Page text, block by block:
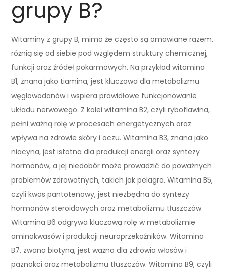
grupy B?
Witaminy z grupy B, mimo że często są omawiane razem,
różnią się od siebie pod względem struktury chemicznej,
funkcji oraz źródeł pokarmowych. Na przykład witamina
B1, znana jako tiamina, jest kluczowa dla metabolizmu
węglowodanów i wspiera prawidłowe funkcjonowanie
układu nerwowego. Z kolei witamina B2, czyli ryboflawina,
pełni ważną rolę w procesach energetycznych oraz
wpływa na zdrowie skóry i oczu. Witamina B3, znana jako
niacyna, jest istotna dla produkcji energii oraz syntezy
hormonów, a jej niedobór może prowadzić do poważnych
problemów zdrowotnych, takich jak pelagra. Witamina B5,
czyli kwas pantotenowy, jest niezbędna do syntezy
hormonów steroidowych oraz metabolizmu tłuszczów.
Witamina B6 odgrywa kluczową rolę w metabolizmie
aminokwasów i produkcji neuroprzekaźników. Witamina
B7, zwana biotyną, jest ważna dla zdrowia włosów i
paznokci oraz metabolizmu tłuszczów. Witamina B9, czyli